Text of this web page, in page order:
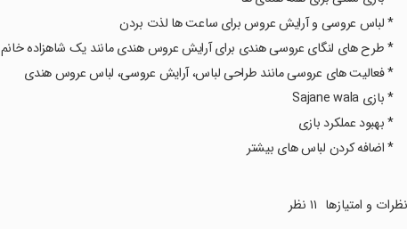
* لباس عروسی و آرایش عروس برای ساعت ها لذت بردن
* طرح های لنگای عروسی هندی برای آرایش عروس هندی مانند یک شاهزاده خانم
* فعالیت های عروسی مانند طراحی لباس، آرایش عروسی، لباس عروس هندی
* بازی Sajane wala
* بهبود عملکرد بازی
* اضافه کردن لباس های بیشتر
نظرات و امتیازها